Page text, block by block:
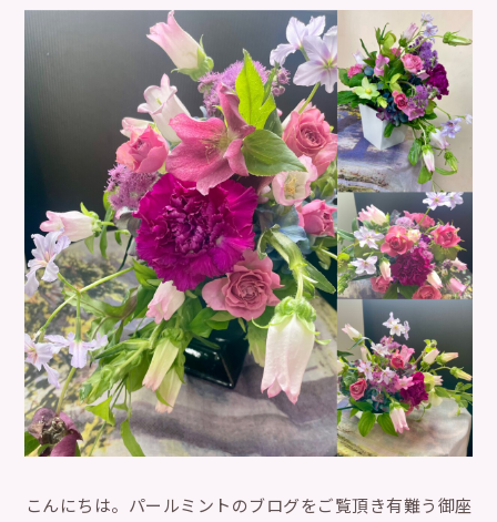
こんにちは。パールミントのブログをご覧頂き有難う御座